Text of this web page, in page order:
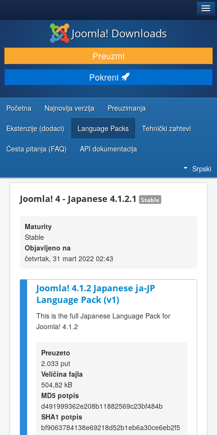
PREUZIMANJE I PROŠIRENJA (EKSTENZIJE)
OTKRIJTE I NAUČITE
ZAJEDNICA I PODRŠKA
RESURSI ZA RAZVOJ
Joomla! Downloads
Preuzmi
Pokreni
Početna Najnovija verzija Preuzimanja
Ekstenzije (dodaci) Language Packs Tehnički zahtevi
Česta pitanja (FAQ) API dokumentacija
Srpski
Joomla! 4 - Japanese 4.1.2.1 Stable
Maturity
Stable
Objavljeno na
četvrtak, 31 mart 2022 02:43
Joomla! 4.1.2 Japanese ja-JP
Language Pack (v1)
This is the full Japanese Language Pack for
Joomla! 4.1.2
Preuzeto
2.033 put
Veličina fajla
504,82 kB
MD5 potpis
d491999362e208b11882569c23bf484b
SHA1 potpis
bf9063784138e69218d52b1eb6a30ce6eb2f5